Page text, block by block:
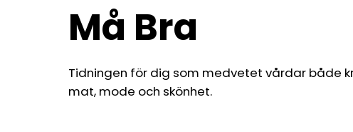
Må Bra
Tidningen för dig som medvetet vårdar både
mat, mode och skönhet.